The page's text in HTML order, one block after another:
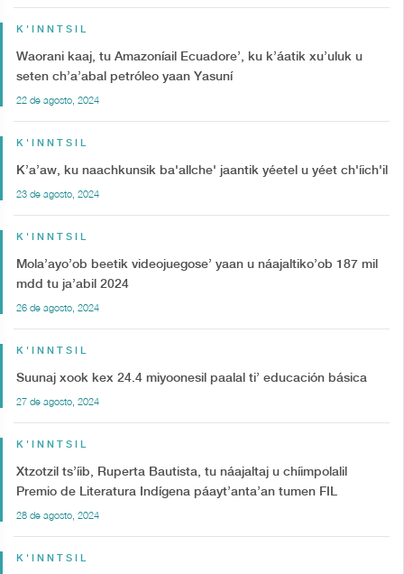
K'INNTSIL
Waorani kaaj, tu Amazoníail Ecuadore’, ku k’áatik xu’uluk u
seten ch’a’abal petróleo yaan Yasuní
22 de agosto, 2024
K'INNTSIL
K’a’aw, ku naachkunsik ba'allche' jaantik yéetel u yéet ch'íich'il
23 de agosto, 2024
K'INNTSIL
Mola’ayo’ob beetik videojuegose’ yaan u náajaltiko’ob 187 mil
mdd tu ja’abil 2024
26 de agosto, 2024
K'INNTSIL
Suunaj xook kex 24.4 miyoonesil paalal ti’ educación básica
27 de agosto, 2024
K'INNTSIL
Xtzotzil ts’íib, Ruperta Bautista, tu náajaltaj u chíimpolalil
Premio de Literatura Indígena páayt’anta’an tumen FIL
28 de agosto, 2024
K'INNTSIL